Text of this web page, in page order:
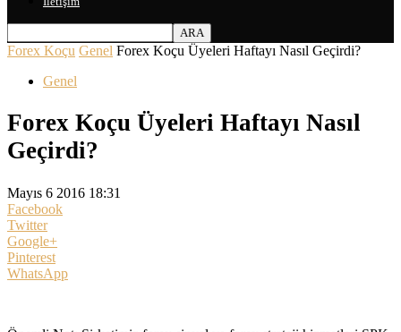
Forex Koçu Genel Forex Koçu Üyeleri Haftayı Nasıl Geçirdi?
Genel
Forex Koçu Üyeleri Haftayı Nasıl
Geçirdi?
Mayıs 6 2016 18:31
Facebook
Twitter
Google+
Pinterest
WhatsApp